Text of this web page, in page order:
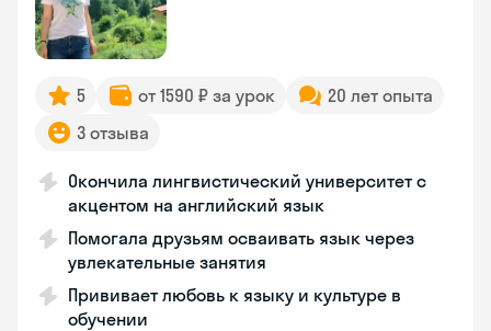
5 от 1590 ₽ за урок
20 лет опыта
3 отзыва
Окончила лингвистический университет с
акцентом на английский язык
Помогала друзьям осваивать язык через
увлекательные занятия
Прививает любовь к языку и культуре в
обучении